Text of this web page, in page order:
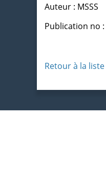
Auteur : MSSS
Publication no :
Retour à la